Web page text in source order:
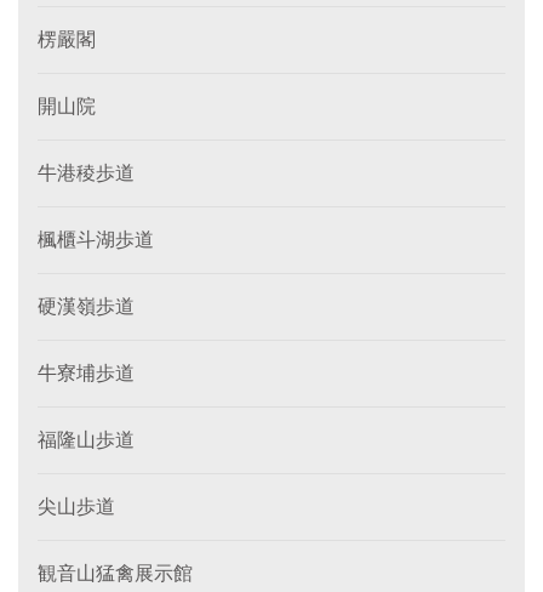
楞嚴閣
開山院
牛港稜歩道
楓櫃斗湖歩道
硬漢嶺歩道
牛寮埔歩道
福隆山歩道
尖山歩道
観音山猛禽展示館